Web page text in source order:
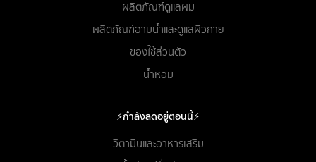
ผลิตภัณฑ์ดูแลผม
ผลิตภัณฑ์อาบน้ำและดูแลผิวกาย
ของใช้ส่วนตัว
น้ำหอม
⚡กำลังลดอยู่ตอนนี้⚡
วิตามินและอาหารเสริม